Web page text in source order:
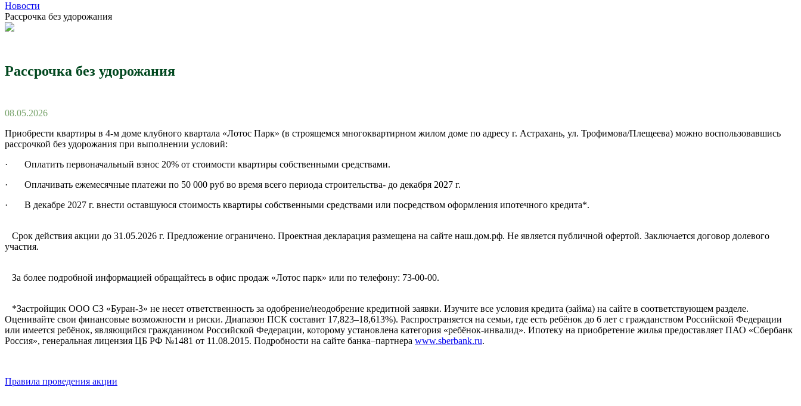
Новости
Рассрочка без удорожания
Рассрочка без удорожания
08.05.2026
Приобрести квартиры в 4-м доме клубного квартала «Лотос Парк» (в строящемся многоквартирном жилом доме по адресу г. Астрахань, ул. Трофимова/Плещеева) можно воспользовавшись
рассрочкой без удорожания при выполнении условий:
· Оплатить первоначальный взнос 20% от стоимости квартиры собственными средствами.
· Оплачивать ежемесячные платежи по 50 000 руб во время всего периода строительства- до декабря 2027 г.
· В декабре 2027 г. внести оставшуюся стоимость квартиры собственными средствами или посредством оформления ипотечного кредита*.
Срок действия акции до 31.05.2026 г. Предложение ограничено. Проектная декларация размещена на cайте наш.дом.рф. Не является публичной офертой. Заключается договор долевого
участия.
За более подробной информацией обращайтесь в офис продаж «Лотос парк» или по телефону: 73-00-00.
*Застройщик ООО СЗ «Буран-3» не несет ответственность за одобрение/неодобрение кредитной заявки. Изучите все условия кредита (займа) на сайте в соответствующем разделе.
Оценивайте свои финансовые возможности и риски. Диапазон ПСК составит 17,823–18,613%). Распространяется на семьи, где есть ребёнок до 6 лет с гражданством Российской Федерации
или имеется ребёнок, являющийся гражданином Российской Федерации, которому установлена категория «ребёнок-инвалид». Ипотеку на приобретение жилья предоставляет ПАО «Сбербанк
Россия», генеральная лицензия ЦБ РФ №1481 от 11.08.2015. Подробности на сайте банка–партнера www.sberbank.ru.
Правила проведения акции